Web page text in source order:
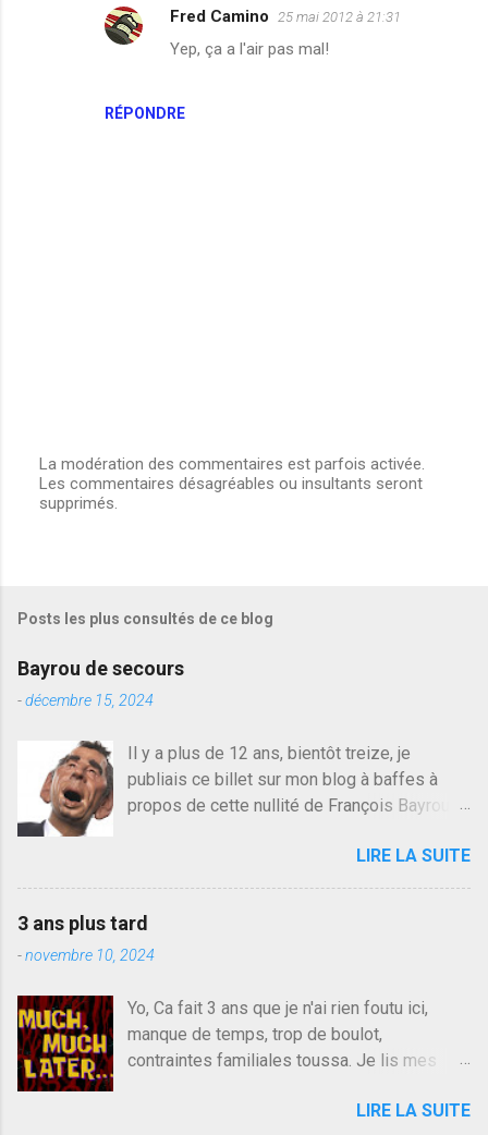
RÉPONDRE
Fred Camino 25 mai 2012 à 21:31
Yep, ça a l'air pas mal!
E
n
t
e
r
u
m
m
e
n
r
e
La modération des commentaires est parfois activée.
Les commentaires désagréables ou insultants seront
supprimés.
Posts les plus consultés de ce blog
Bayrou de secours
-décembre 15, 2024
Il y a plus de 12 ans, bientôt treize, je
publiais ce billet sur mon blog à baffes à
propos de cette nullité de François Bayrou. Il
quelqu'un, je ne parle pas des couples mais
des amis ou des valeurs dans lesquels on
croit. François Bayrou est en passe de
devenir le traite d'une partie de son électorat
et c'est par la presse qu'on l'apprend. On
plus proche de Sarkozy que de Hollande,
sinon il serait candidat du centre de la
gauche molle mais quand on écoutait ses
le président, on pouvait y croire. Une
LIRE LA SUITE
3 ans plus tard
-novembre 10, 2024
Yo, Ca fait 3 ans que je n'ai rien foutu ici,
manque de temps, trop de boulot,
contraintes familiales toussa. Je lis mes
lecture mais je commente rarement, j'ai eu un
LIRE LA SUITE